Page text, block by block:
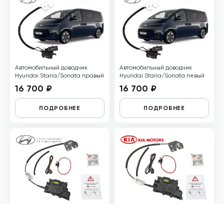
Автомобильный доводчик
Hyundai Staria/Sonata правый
16 700 ₽
ПОДРОБНЕЕ
Автомобильный доводчик
Hyundai Staria/Sonata левый
16 700 ₽
ПОДРОБНЕЕ